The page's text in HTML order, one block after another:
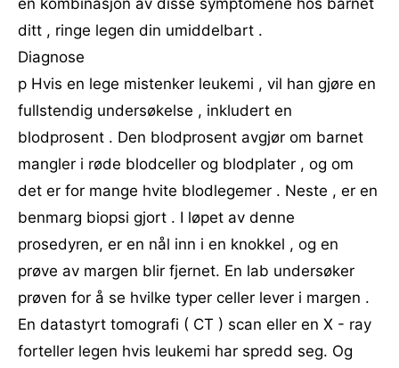
en kombinasjon av disse symptomene hos barnet
ditt , ringe legen din umiddelbart .
Diagnose
p Hvis en lege mistenker leukemi , vil han gjøre en
fullstendig undersøkelse , inkludert en
blodprosent . Den blodprosent avgjør om barnet
mangler i røde blodceller og blodplater , og om
det er for mange hvite blodlegemer . Neste , er en
benmarg biopsi gjort . I løpet av denne
prosedyren, er en nål inn i en knokkel , og en
prøve av margen blir fjernet. En lab undersøker
prøven for å se hvilke typer celler lever i margen .
En datastyrt tomografi ( CT ) scan eller en X - ray
forteller legen hvis leukemi har spredd seg. Og